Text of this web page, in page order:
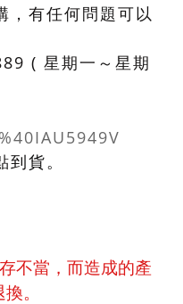
，有任何問題可以
( 星期一～星期
到貨。
不當，而造成的產
。